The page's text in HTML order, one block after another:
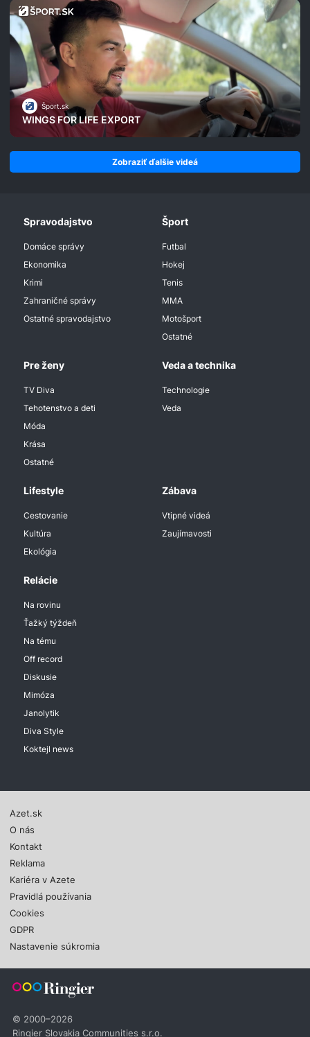
Šport.sk
WINGS FOR LIFE EXPORT
Zobraziť ďalšie videá
Spravodajstvo
Domáce správy
Ekonomika
Krimi
Zahraničné správy
Ostatné spravodajstvo
Šport
Futbal
Hokej
Tenis
MMA
Motošport
Ostatné
Pre ženy
TV Diva
Tehotenstvo a deti
Móda
Krása
Ostatné
Veda a technika
Technologie
Veda
Lifestyle
Cestovanie
Kultúra
Ekológia
Zábava
Vtipné videá
Zaujímavosti
Relácie
Na rovinu
Ťažký týždeň
Na tému
Off record
Diskusie
Mimóza
Janolytik
Diva Style
Koktejl news
Azet.sk
O nás
Kontakt
Reklama
Kariéra v Azete
Pravidlá používania
Cookies
GDPR
Nastavenie súkromia
© 2000–2026
Ringier Slovakia Communities s.r.o.